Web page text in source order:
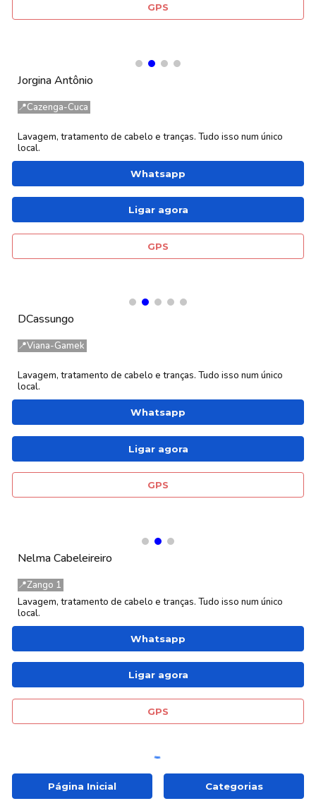
GPS
Jorgina Antônio
📍Cazenga-Cuca
Lavagem, tratamento de cabelo e tranças. Tudo isso num único
local.
Whatsapp
Ligar agora
GPS
DCassungo
📍Viana-Gamek
Lavagem, tratamento de cabelo e tranças. Tudo isso num único
local.
Whatsapp
Ligar agora
GPS
Nelma Cabeleireiro
📍Zango 1
Lavagem, tratamento de cabelo e tranças. Tudo isso num único
local.
Whatsapp
Ligar agora
GPS
Página Inicial Categorias